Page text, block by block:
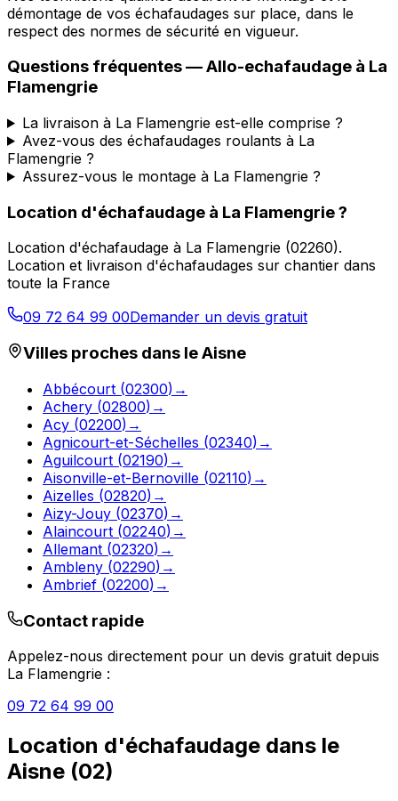
démontage de vos échafaudages sur place, dans le
respect des normes de sécurité en vigueur.
Questions fréquentes —Allo-echafaudage à La
Flamengrie
La livraison à La Flamengrie est-elle comprise ?
Avez-vous des échafaudages roulants à La
Flamengrie ?
Assurez-vous le montage à La Flamengrie ?
Location d'échafaudage à La Flamengrie?
Location d'échafaudage à La Flamengrie (02260).
Location et livraison d'échafaudages sur chantier dans
toute la France
09 72 64 99 00Demander un devis gratuit
Villes proches dans leAisne
Abbécourt (02300) →
Achery (02800) →
Acy (02200) →
Agnicourt-et-Séchelles (02340) →
Aguilcourt (02190) →
Aisonville-et-Bernoville (02110) →
Aizelles (02820) →
Aizy-Jouy (02370) →
Alaincourt (02240) →
Allemant (02320) →
Ambleny (02290) →
Ambrief (02200) →
Contact rapide
Appelez-nous directement pour un devis gratuit depuis
La Flamengrie :
09 72 64 99 00
Location d'échafaudage dans le
Aisne (02)